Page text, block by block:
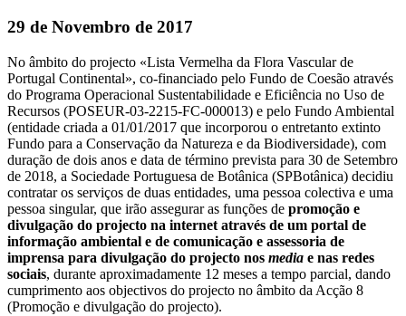
29 de Novembro de 2017
No âmbito do projecto «Lista Vermelha da Flora Vascular de
Portugal Continental», co-financiado pelo Fundo de Coesão através
do Programa Operacional Sustentabilidade e Eficiência no Uso de
Recursos (POSEUR-03-2215-FC-000013) e pelo Fundo Ambiental
(entidade criada a 01/01/2017 que incorporou o entretanto extinto
Fundo para a Conservação da Natureza e da Biodiversidade), com
duração de dois anos e data de término prevista para 30 de Setembro
de 2018, a Sociedade Portuguesa de Botânica (SPBotânica) decidiu
contratar os serviços de duas entidades, uma pessoa colectiva e uma
pessoa singular, que irão assegurar as funções de promoção e
divulgação do projecto na internet através de um portal de
informação ambiental e de comunicação e assessoria de
imprensa para divulgação do projecto nos media e nas redes
sociais, durante aproximadamente 12 meses a tempo parcial, dando
cumprimento aos objectivos do projecto no âmbito da Acção 8
(Promoção e divulgação do projecto).